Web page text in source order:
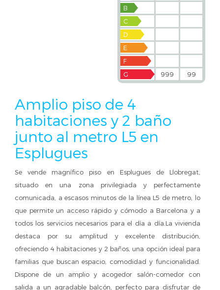
B
C
D
E
F
G
999 99
Amplio piso de 4
habitaciones y 2 baño
junto al metro L5 en
Esplugues
Se vende magnífico piso en Esplugues de Llobregat,
situado en una zona privilegiada y perfectamente
comunicada, a escasos minutos de la línea L5 de metro, lo
que permite un acceso rápido y cómodo a Barcelona y a
todos los servicios necesarios para el día a día.La vivienda
destaca por su amplitud y excelente distribución,
ofreciendo 4 habitaciones y 2 baños, una opción ideal para
familias que buscan espacio, comodidad y funcionalidad.
Dispone de un amplio y acogedor salón-comedor con
salida a un agradable balcón, perfecto para disfrutar de